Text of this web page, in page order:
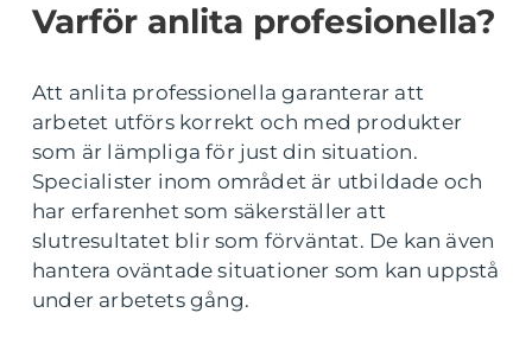
Varför anlita profesionella?
Att anlita professionella garanterar att
arbetet utförs korrekt och med produkter
som är lämpliga för just din situation.
Specialister inom området är utbildade och
har erfarenhet som säkerställer att
slutresultatet blir som förväntat. De kan även
hantera oväntade situationer som kan uppstå
under arbetets gång.